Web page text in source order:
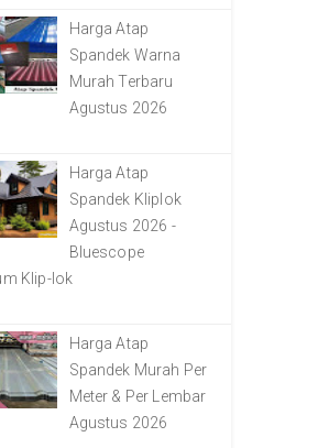
Harga Atap
Spandek Warna
Murah Terbaru
Agustus 2026
Harga Atap
Spandek Kliplok
Agustus 2026 -
Bluescope
Klip-lok
Harga Atap
Spandek Murah Per
Meter & Per Lembar
Agustus 2026